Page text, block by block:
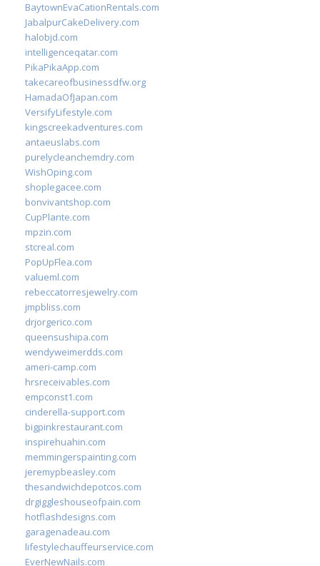
BaytownEvaCationRentals.com
JabalpurCakeDelivery.com
halobjd.com
intelligenceqatar.com
PikaPikaApp.com
takecareofbusinessdfw.org
HamadaOfJapan.com
VersifyLifestyle.com
kingscreekadventures.com
antaeuslabs.com
purelycleanchemdry.com
WishOping.com
shoplegacee.com
bonvivantshop.com
CupPlante.com
mpzin.com
stcreal.com
PopUpFlea.com
valueml.com
rebeccatorresjewelry.com
jmpbliss.com
drjorgerico.com
queensushipa.com
wendyweimerdds.com
ameri-camp.com
hrsreceivables.com
empconst1.com
cinderella-support.com
bigpinkrestaurant.com
inspirehuahin.com
memmingerspainting.com
jeremypbeasley.com
thesandwichdepotcos.com
drgiggleshouseofpain.com
hotflashdesigns.com
garagenadeau.com
lifestylechauffeurservice.com
EverNewNails.com